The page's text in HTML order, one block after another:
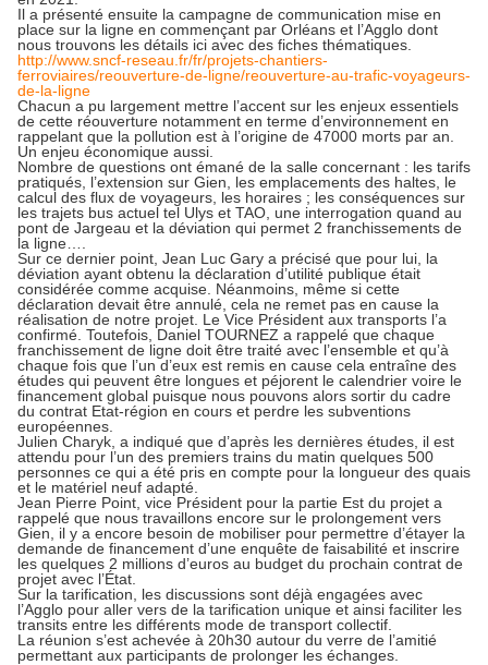
Il a présenté ensuite la campagne de communication mise en
place sur la ligne en commençant par Orléans et l’Agglo dont
nous trouvons les détails ici avec des fiches thématiques.
http://www.sncf-reseau.fr/fr/projets-chantiers-
ferroviaires/reouverture-de-ligne/reouverture-au-trafic-voyageurs-
de-la-ligne
Chacun a pu largement mettre l’accent sur les enjeux essentiels
de cette réouverture notamment en terme d’environnement en
rappelant que la pollution est à l’origine de 47000 morts par an.
Un enjeu économique aussi.
Nombre de questions ont émané de la salle concernant : les tarifs
pratiqués, l’extension sur Gien, les emplacements des haltes, le
calcul des flux de voyageurs, les horaires ; les conséquences sur
les trajets bus actuel tel Ulys et TAO, une interrogation quand au
pont de Jargeau et la déviation qui permet 2 franchissements de
la ligne….
Sur ce dernier point, Jean Luc Gary a précisé que pour lui, la
déviation ayant obtenu la déclaration d’utilité publique était
considérée comme acquise. Néanmoins, même si cette
déclaration devait être annulé, cela ne remet pas en cause la
réalisation de notre projet. Le Vice Président aux transports l’a
confirmé. Toutefois, Daniel TOURNEZ a rappelé que chaque
franchissement de ligne doit être traité avec l’ensemble et qu’à
chaque fois que l’un d’eux est remis en cause cela entraîne des
études qui peuvent être longues et péjorent le calendrier voire le
financement global puisque nous pouvons alors sortir du cadre
du contrat Etat-région en cours et perdre les subventions
européennes.
Julien Charyk, a indiqué que d’après les dernières études, il est
attendu pour l’un des premiers trains du matin quelques 500
personnes ce qui a été pris en compte pour la longueur des quais
et le matériel neuf adapté.
Jean Pierre Point, vice Président pour la partie Est du projet a
rappelé que nous travaillons encore sur le prolongement vers
Gien, il y a encore besoin de mobiliser pour permettre d’étayer la
demande de financement d’une enquête de faisabilité et inscrire
les quelques 2 millions d’euros au budget du prochain contrat de
projet avec l’État.
Sur la tarification, les discussions sont déjà engagées avec
l’Agglo pour aller vers de la tarification unique et ainsi faciliter les
transits entre les différents mode de transport collectif.
La réunion s’est achevée à 20h30 autour du verre de l’amitié
permettant aux participants de prolonger les échanges.